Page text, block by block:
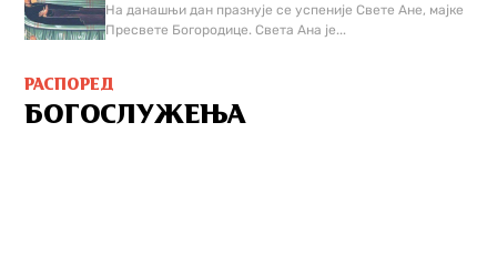
На данашњи дан празнује се успеније Свете Ане, мајке
Пресвете Богородице. Света Ана је...
РАСПОРЕД
БОГОСЛУЖЕЊА